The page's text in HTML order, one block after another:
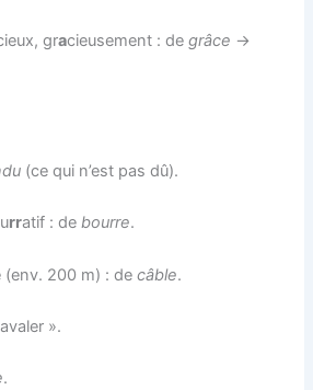
gracieusement : degrâce →
(ce qui n’est pas dû).
rratif : debourre.
(env. 200 m) : decâble.
».
.